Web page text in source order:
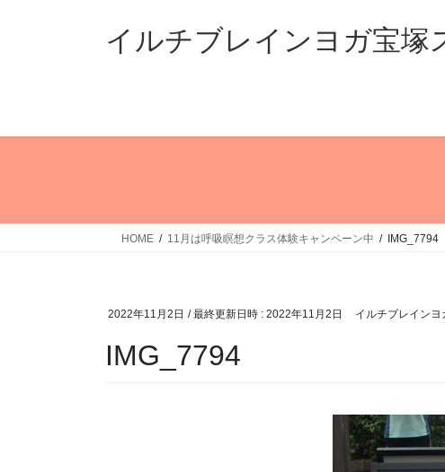
ス
ン
イルチブレインヨガ宝塚
HOME 11月は呼吸瞑想クラス体験キャンペーン中 IMG_7794
2022年11月2日 / 最終更新日時 : 2022年11月2日 イルチブレインヨ
IMG_7794